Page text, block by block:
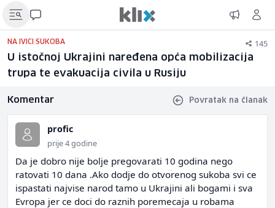
NA IVICI SUKOBA 145
U istočnoj Ukrajini naređena opća mobilizacija
trupa te evakuacija civila u Rusiju
Komentar Povratak na članak
profic
prije 4 godine
Da je dobro nije bolje pregovarati 10 godina nego
ratovati 10 dana .Ako dodje do otvorenog sukoba svi ce
ispastati najvise narod tamo u Ukrajini ali bogami i sva
Evropa jer ce doci do raznih poremecaja u robama